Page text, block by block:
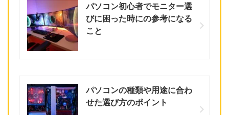
パソコン初心者でモニター選
びに困った時にの参考になる
こと
パソコンの種類や用途に合わ
せた選び方のポイント